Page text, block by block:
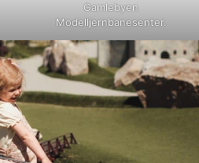
Gamlebyen
Modelljernbanesenter.